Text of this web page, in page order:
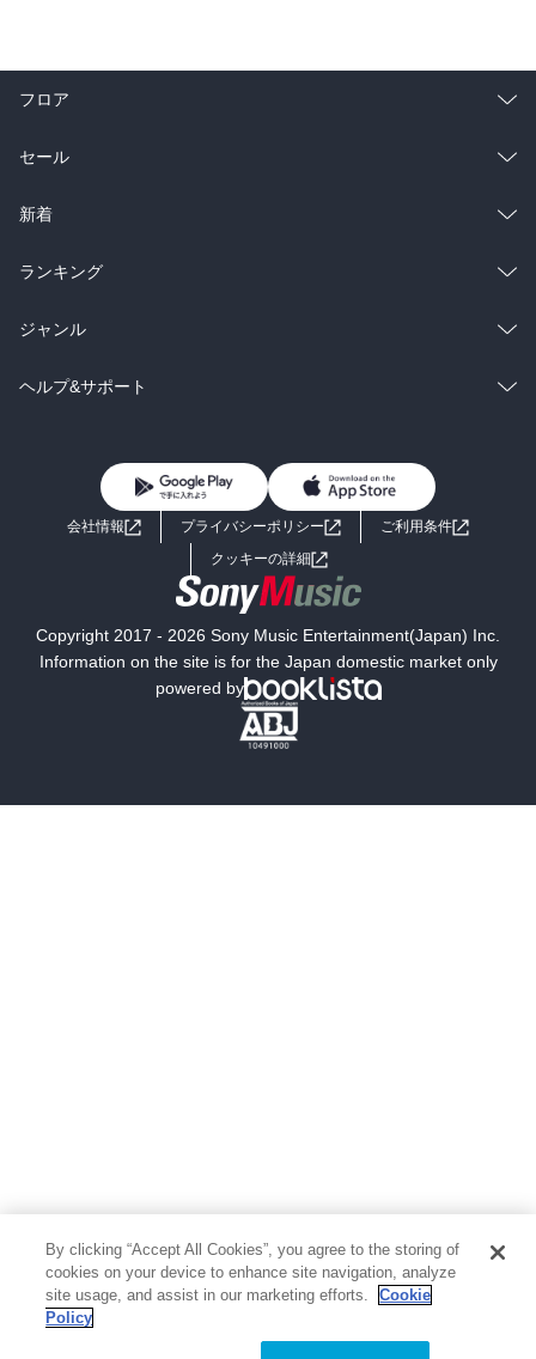
フロア
総合
ラノベ
雑誌・グラビア
BL・TL
セール
総合
ラノベ
雑誌・グラビア
BL・TL
新着
総合
ラノベ
雑誌・グラビア
ランキング
総合
ラノベ
ジャンル
コミック
ライトノベル 男子向けラノベ
小説
海外小説
ミステリー SF
文学
芸術・アート 映画・音楽・演劇
写真集 教養
医学・福祉
ヘルプ&サポート
よくあるご質問 お問い合わせ
会社情報 プライバシーポリシー
ご利用条件
クッキーの詳細
Copyright 2017 - 2026 Sony Music Entertainment(Japan) Inc.
Information on the site is for the Japan domestic market only
powered by
By clicking “Accept All Cookies”, you agree to the storing of
cookies on your device to enhance site navigation, analyze
site usage, and assist in our marketing efforts.
Cookie
Policy